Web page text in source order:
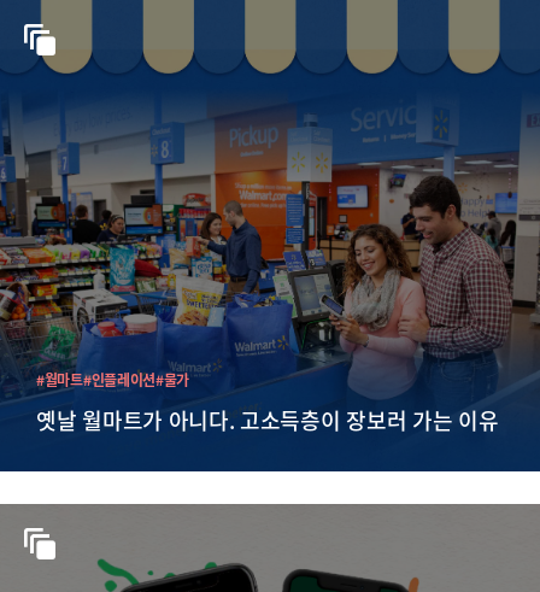
옛날 월마트가 아니다. 고소득층이 장보러 가는 이유
#월마트#인플레이션#물가